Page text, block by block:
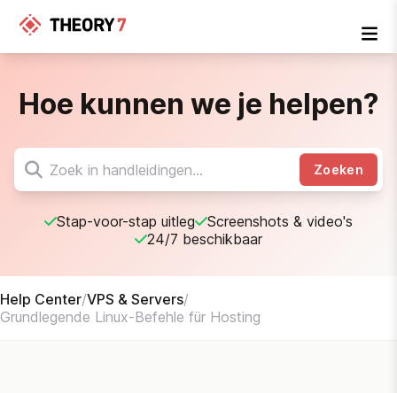
Hoe kunnen we je helpen?
Zoeken
Stap-voor-stap uitleg
Screenshots & video's
24/7 beschikbaar
Help Center/VPS & Servers/
Grundlegende Linux-Befehle für Hosting